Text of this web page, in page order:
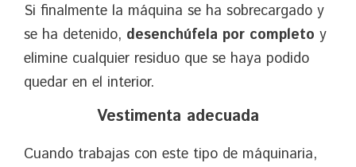
Si finalmente la máquina se ha sobrecargado y
se ha detenido, desenchúfela por completo y
elimine cualquier residuo que se haya podido
quedar en el interior.
Vestimenta adecuada
Cuando trabajas con este tipo de máquinaria,